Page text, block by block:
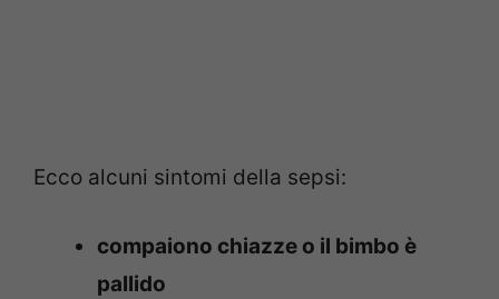
Ecco alcuni sintomi della sepsi:
compaiono chiazze o il bimbo è
pallido